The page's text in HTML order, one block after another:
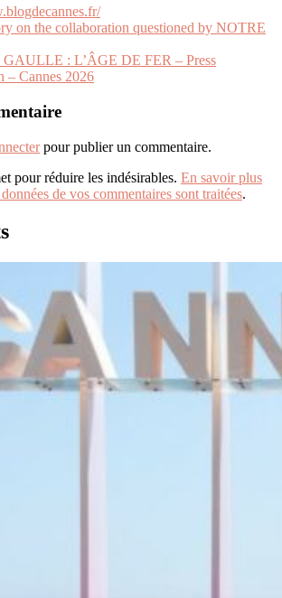
on the collaboration questioned by NOTRE
: L’ÂGE DE FER – Press
– Cannes 2026
pour publier un commentaire.
pour réduire les indésirables. En savoir plus
de vos commentaires sont traitées.